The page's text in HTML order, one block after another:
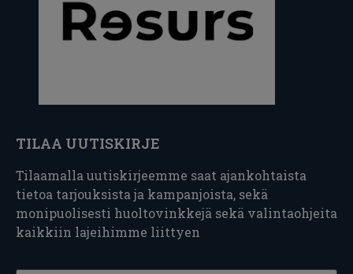
TILAA UUTISKIRJE
Tilaamalla uutiskirjeemme saat ajankohtaista
tietoa tarjouksista ja kampanjoista, sekä
monipuolisesti huoltovinkkejä sekä valintaohjeita
kaikkiin lajeihimme liittyen